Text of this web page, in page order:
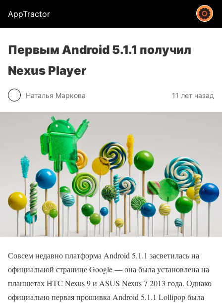
AppTractor
Первым Android 5.1.1 получил
Nexus Player
Наталья Маркова 11 лет назад
Совсем недавно платформа Android 5.1.1 засветилась на
официальной странице Google — она была установлена на
планшетах HTC Nexus 9 и ASUS Nexus 7 2013 года. Однако
официально первая прошивка Android 5.1.1 Lollipop была